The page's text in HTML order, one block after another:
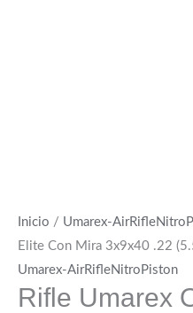
Inicio / Umarex-
Elite Con Mira 3x9x40 .22
Umarex-AirRifleNitroPiston
Rifle Umarex